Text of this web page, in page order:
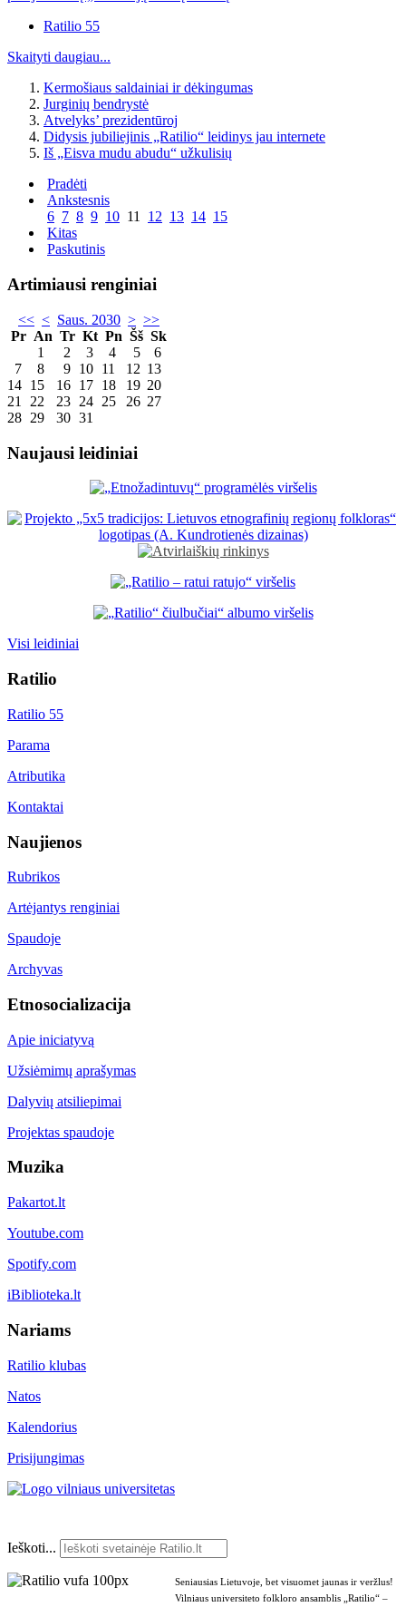
Ratilio 55
Skaityti daugiau...
Kermošiaus saldainiai ir dėkingumas
Jurginių bendrystė
Atvelyks’ prezidentūroj
Didysis jubiliejinis „Ratilio“ leidinys jau internete
Iš „Eisva mudu abudu“ užkulisių
Pradėti
Ankstesnis
6 7 8 9 10 11 12 13 14 15
Kitas
Paskutinis
Artimiausi renginiai
<< < Saus. 2030 > >>
Pr An Tr Kt Pn Šš Sk
1
2 3 4 5
6
7
8 9 10 11 12 13
14 15 16 17 18 19 20
21
22 23 24 25 26 27
28 29 30 31
Naujausi leidiniai
Visi leidiniai
Ratilio
Ratilio 55
Parama
Atributika
Kontaktai
Naujienos
Rubrikos
Artėjantys renginiai
Spaudoje
Archyvas
Etnosocializacija
Apie iniciatyvą
Užsiėmimų aprašymas
Dalyvių atsiliepimai
Projektas spaudoje
Muzika
Pakartot.lt
Youtube.com
Spotify.com
iBiblioteka.lt
Nariams
Ratilio klubas
Natos
Kalendorius
Prisijungimas
Ieškoti...
Seniausias Lietuvoje, bet visuomet jaunas ir veržlus!
Vilniaus universiteto folkloro ansamblis „Ratilio“ –